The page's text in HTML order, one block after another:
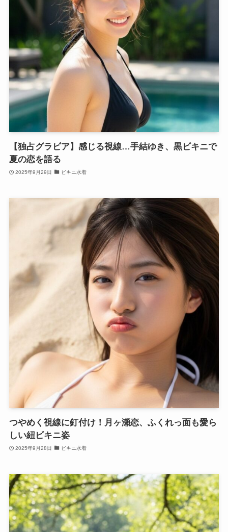
【独占グラビア】感じる視線…手結ゆき、黒ビキニで
夏の恋を語る
2025年9月29日 ビキニ水着
つやめく視線に釘付け！月ヶ瀬恋、ふくれっ面も愛ら
しい紐ビキニ姿
2025年9月28日 ビキニ水着